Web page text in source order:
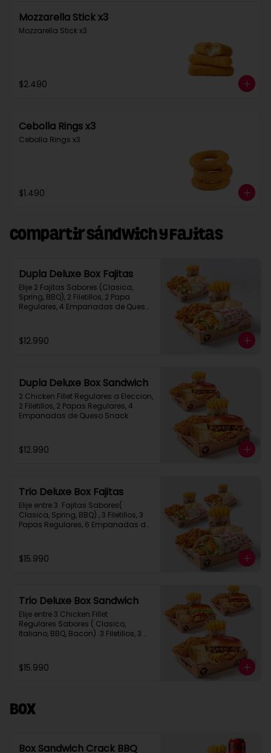
Mozzarella Stick x3
Mozzarella Stick x3
$2.490
Cebolla Rings x3
Cebolla Rings x3
$1.490
Compartir Sándwich y Fajitas
Dupla Deluxe Box Fajitas
Elije 2 Fajitas Sabores (Clasica,
Spring, BBQ), 2 Filetillos, 2 Papa
Regulares, 4 Empanadas de Queso
$12.990
Dupla Deluxe Box Sandwich
2 Chicken Fillet Regulares a Eleccion,
2 Filetillos, 2 Papas Regulares, 4
Empanadas de Queso Snack
$12.990
Trio Deluxe Box Fajitas
Elije entre 3  Fajitas Sabores(
Clasica, Spring, BBQ) , 3 Filetillos, 3
Papas Regulares, 6 Empanadas de
$15.990
Trio Deluxe Box Sandwich
Elije entre 3 Chicken Fillet
Regulares Sabores ( Clasico,
Italiano, BBQ, Bacon)  3 Filetillos, 3
$15.990
Box
Box Sandwich Crack BBQ